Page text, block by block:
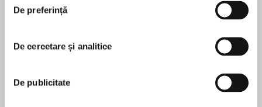
De preferință
De cercetare și analitice
De publicitate
My Last Duchess, How they Brought The Good
Dark Tower Came, Prospice, Soliloquy of the
Spanish Cloister, Home - Thoughts from
Memorabilia, Rabbi Ben Ezra, 'The Year at the
spring', The Bishop Orders His Tomb, Andrea
MAI MULT